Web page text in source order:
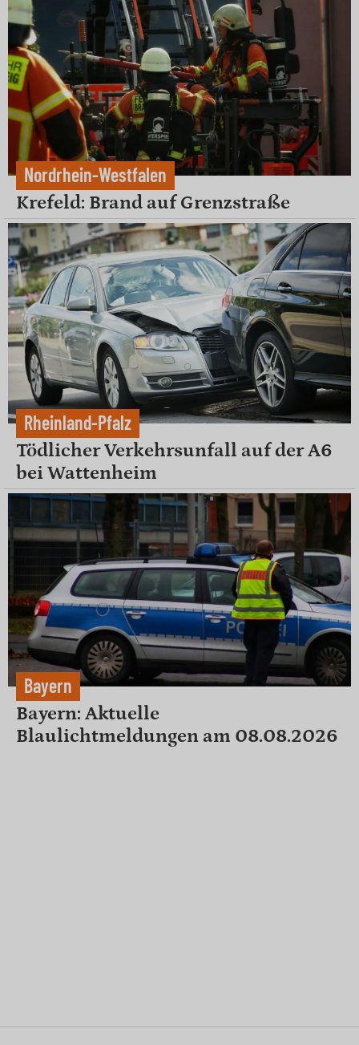
Nordrhein-Westfalen
Krefeld: Brand auf Grenzstraße
Rheinland-Pfalz
Tödlicher Verkehrsunfall auf der A6
bei Wattenheim
Bayern
Bayern: Aktuelle
Blaulichtmeldungen am 08.08.2026